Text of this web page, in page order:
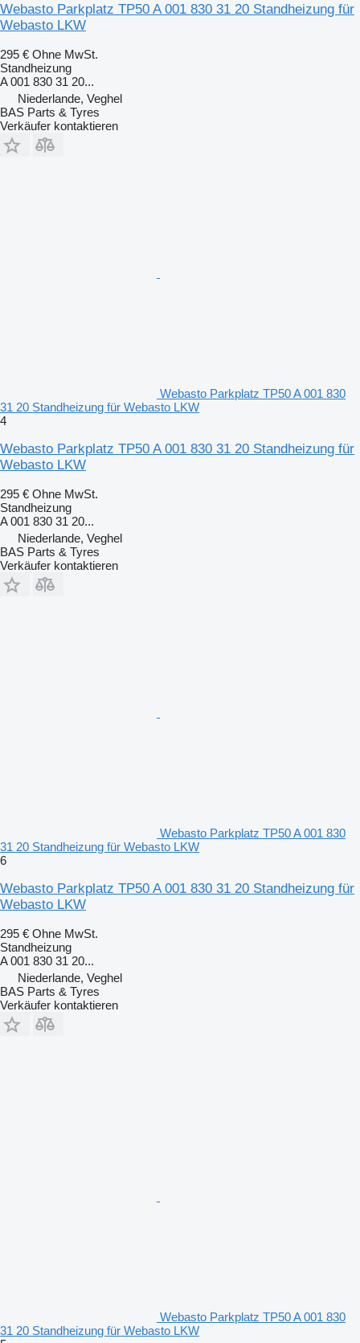
Webasto Parkplatz TP50 A 001 830 31 20 Standheizung für
Webasto LKW
295 € Ohne MwSt.
Standheizung
A 001 830 31 20...
Niederlande, Veghel
BAS Parts & Tyres
Verkäufer kontaktieren
Webasto Parkplatz TP50 A 001 830
31 20 Standheizung für Webasto LKW
4
Webasto Parkplatz TP50 A 001 830 31 20 Standheizung für
Webasto LKW
295 € Ohne MwSt.
Standheizung
A 001 830 31 20...
Niederlande, Veghel
BAS Parts & Tyres
Verkäufer kontaktieren
Webasto Parkplatz TP50 A 001 830
31 20 Standheizung für Webasto LKW
6
Webasto Parkplatz TP50 A 001 830 31 20 Standheizung für
Webasto LKW
295 € Ohne MwSt.
Standheizung
A 001 830 31 20...
Niederlande, Veghel
BAS Parts & Tyres
Verkäufer kontaktieren
Webasto Parkplatz TP50 A 001 830
31 20 Standheizung für Webasto LKW